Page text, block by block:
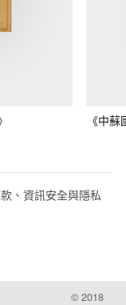
《中
、資訊安全與隱私
© 2018